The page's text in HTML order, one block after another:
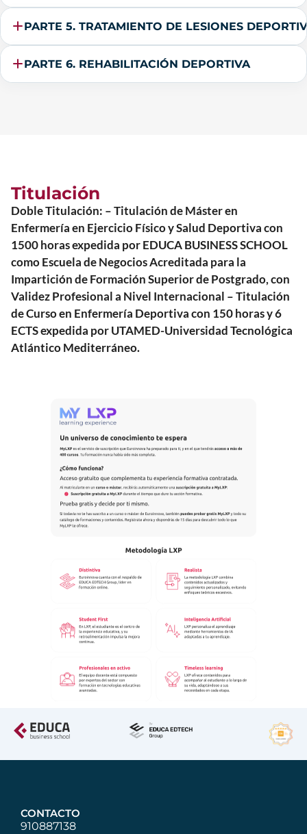
PARTE 5. TRATAMIENTO DE LESIONES
PARTE 6. REHABILITACIÓN DEPORTIVA
Titulación
Doble Titulación: – Titulación de Máster en
Enfermería en Ejercicio Físico y Salud Deportiva con
1500 horas expedida por EDUCA BUSINESS SCHOOL
como Escuela de Negocios Acreditada para la
Impartición de Formación Superior de Postgrado, con
Validez Profesional a Nivel Internacional – Titulación
de Curso en Enfermería Deportiva con 150 horas y 6
ECTS expedida por UTAMED-Universidad Tecnológica
Atlántico Mediterráneo.
CONTACTO
910887138